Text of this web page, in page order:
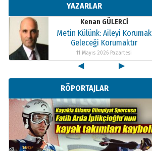
YAZARLAR
11 Mayıs 2026 Pazartesi
Kenan GÜLERCİ
Metin Külünk: Aileyi Korumak
Geleceği Korumaktır
11 Mayıs 2026 Pazartesi
Kenan GÜLERCİ
Metin Külünk: Aileyi Korumak
Geleceği Korumaktır
11 Mayıs 2026 Pazartesi
◀ ▶
RÖPORTAJLAR